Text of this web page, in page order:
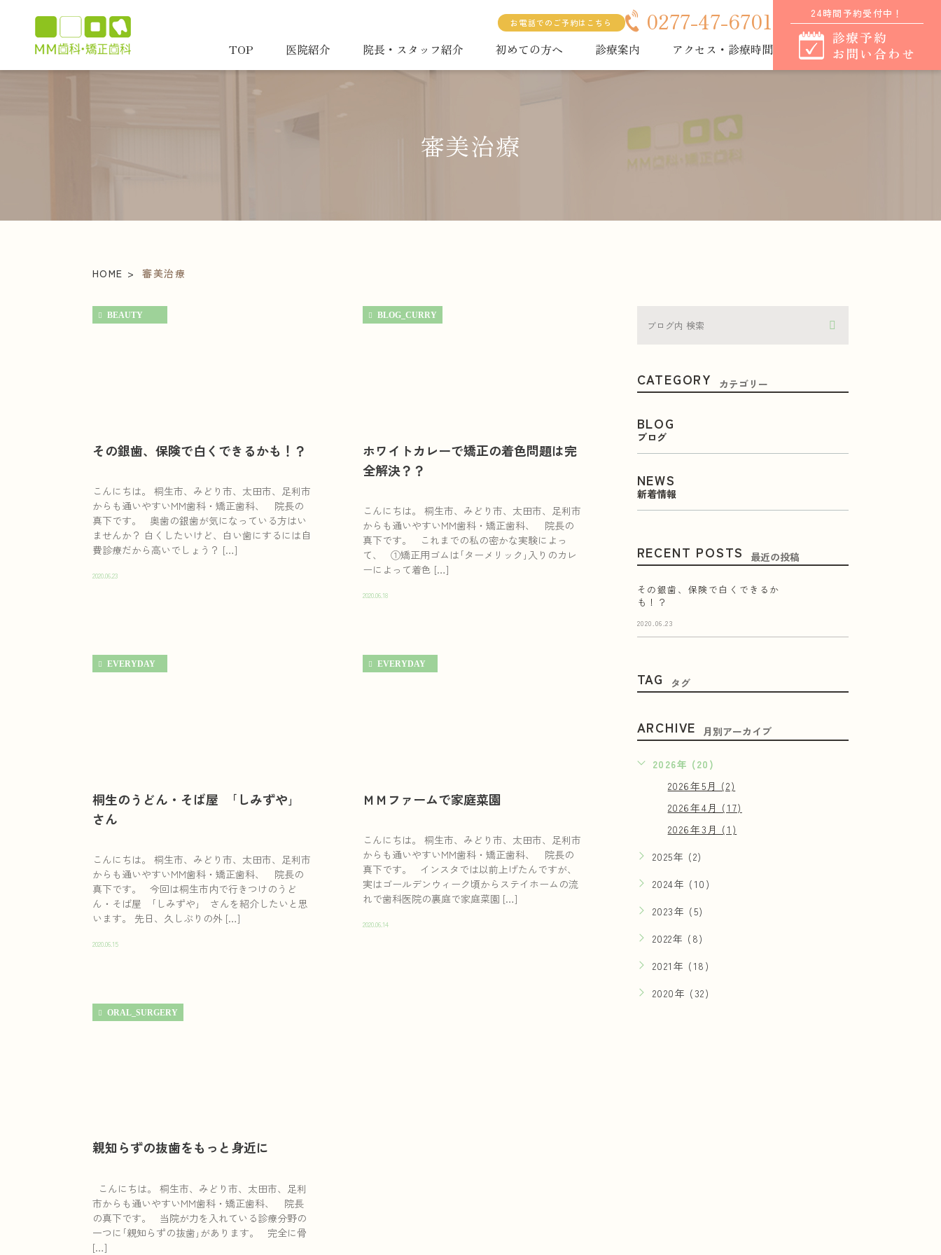
お電話でのご予約はこちら 0277-47-6701
TOP 医院紹介 院長・スタッフ紹介 初めての方へ 診療案内
インプラント
入れ歯
有病者向け歯科診療
訪問歯科診療
アクセス・診療時間
24時間予約受付中！
診療予約
お問い合わせ
審美治療
HOME 審美治療
BEAUTY
その銀歯、保険で白くできるかも！？
こんにちは。 桐生市、みどり市、太田市、足利市
からも通いやすいMM歯科・矯正歯科、 院長の
真下です。 奥歯の銀歯が気になっている方はい
ませんか？ 白くしたいけど、白い歯にするには自
費診療だから高いでしょう？ […]
2020.06.23
BLOG_CURRY
ホワイトカレーで矯正の着色問題は完
全解決？？
こんにちは。 桐生市、みどり市、太田市、足利市
からも通いやすいMM歯科・矯正歯科、 院長の
真下です。 これまでの私の密かな実験によっ
て、 ①矯正用ゴムは｢ターメリック｣入りのカレ
ーによって着色 […]
2020.06.18
EVERYDAY
桐生のうどん・そば屋 ｢しみずや｣
さん
こんにちは。 桐生市、みどり市、太田市、足利市
からも通いやすいMM歯科・矯正歯科、 院長の
真下です。 今回は桐生市内で行きつけのうど
ん・そば屋 ｢しみずや｣ さんを紹介したいと思
います。 先日、久しぶりの外 […]
2020.06.15
EVERYDAY
ＭＭファームで家庭菜園
こんにちは。 桐生市、みどり市、太田市、足利市
からも通いやすいMM歯科・矯正歯科、 院長の
真下です。 インスタでは以前上げたんですが、
実はゴールデンウィーク頃からステイホームの流
れで歯科医院の裏庭で家庭菜園 […]
2020.06.14
ORAL_SURGERY
親知らずの抜歯をもっと身近に
こんにちは。 桐生市、みどり市、太田市、足利
市からも通いやすいMM歯科・矯正歯科、 院長
の真下です。 当院が力を入れている診療分野の
一つに｢親知らずの抜歯｣があります。 完全に骨
[…]
CATEGORY カテゴリー
BLOG
ブログ
NEWS
新着情報
RECENT POSTS 最近の投稿
その銀歯、保険で白くできるか
も！？
2020.06.23
TAG タグ
ARCHIVE 月別アーカイブ
2026年 (20)
2026年5月 (2)
2026年4月 (17)
2026年3月 (1)
2025年 (2)
2024年 (10)
2023年 (5)
2022年 (8)
2021年 (18)
2020年 (32)